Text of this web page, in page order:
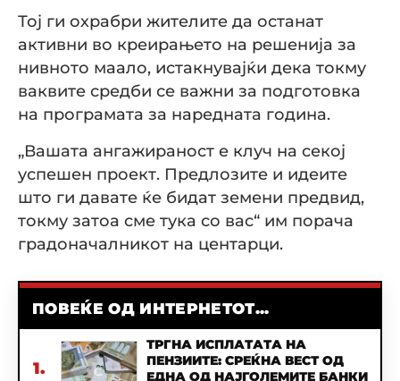
Тој ги охрабри жителите да останат
активни во креирањето на решенија за
нивното маало, истакнувајќи дека токму
ваквите средби се важни за подготовка
на програмата за наредната година.
„Вашата ангажираност е клуч на секој
успешен проект. Предлозите и идеите
што ги давате ќе бидат земени предвид,
токму затоа сме тука со вас“ им порача
градоначалникот на центарци.
ПОВЕЌЕ ОД ИНТЕРНЕТОТ...
1.
ТРГНА ИСПЛАТАТА НА
ПЕНЗИИТЕ: СРЕЌНА ВЕСТ ОД
ЕДНА ОД НАЈГОЛЕМИТЕ БАНКИ